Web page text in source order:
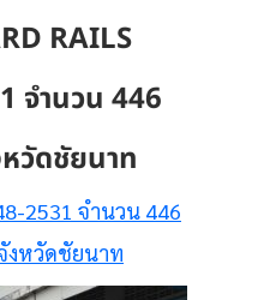
RAILS
จำนวน 446
วัดชัยนาท
2531 จำนวน 446
งหวัดชัยนาท